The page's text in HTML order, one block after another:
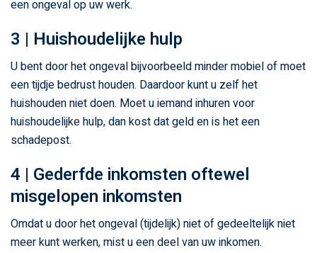
een ongeval op uw werk.
3 | Huishoudelijke hulp
U bent door het ongeval bijvoorbeeld minder mobiel of moet
een tijdje bedrust houden. Daardoor kunt u zelf het
huishouden niet doen. Moet u iemand inhuren voor
huishoudelijke hulp, dan kost dat geld en is het een
schadepost.
4 | Gederfde inkomsten oftewel
misgelopen inkomsten
Omdat u door het ongeval (tijdelijk) niet of gedeeltelijk niet
meer kunt werken, mist u een deel van uw inkomen.